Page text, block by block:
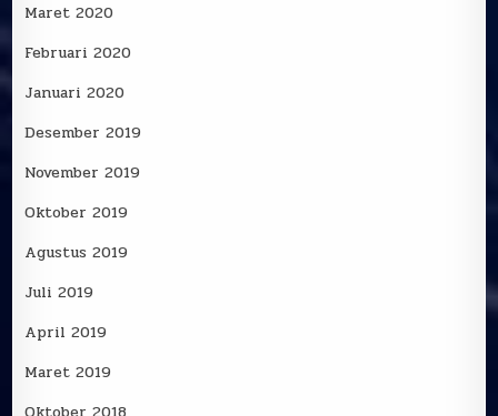
Maret 2020
Februari 2020
Januari 2020
Desember 2019
November 2019
Oktober 2019
Agustus 2019
Juli 2019
April 2019
Maret 2019